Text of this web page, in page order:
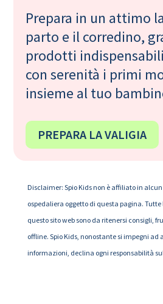
Prepara in un attimo
parto e il corredino,
prodotti
con serenità i primi
insieme al tuo
PREPARA LA VALIGIA
Disclaimer: Spio Kids non è affiliato in
ospedaliera oggetto di questa pagina.
questo sito web sono da ritenersi consigli,
offline. Spio Kids, nonostante si impegni ad
informazioni, declina ogni responsabilità